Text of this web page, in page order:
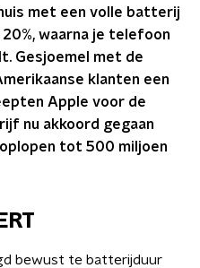
met een volle batterij
waarna je telefoon
Gesjoemel met de
klanten een
Apple voor de
nu akkoord gegaan
tot 500 miljoen
bewust te batterijduur